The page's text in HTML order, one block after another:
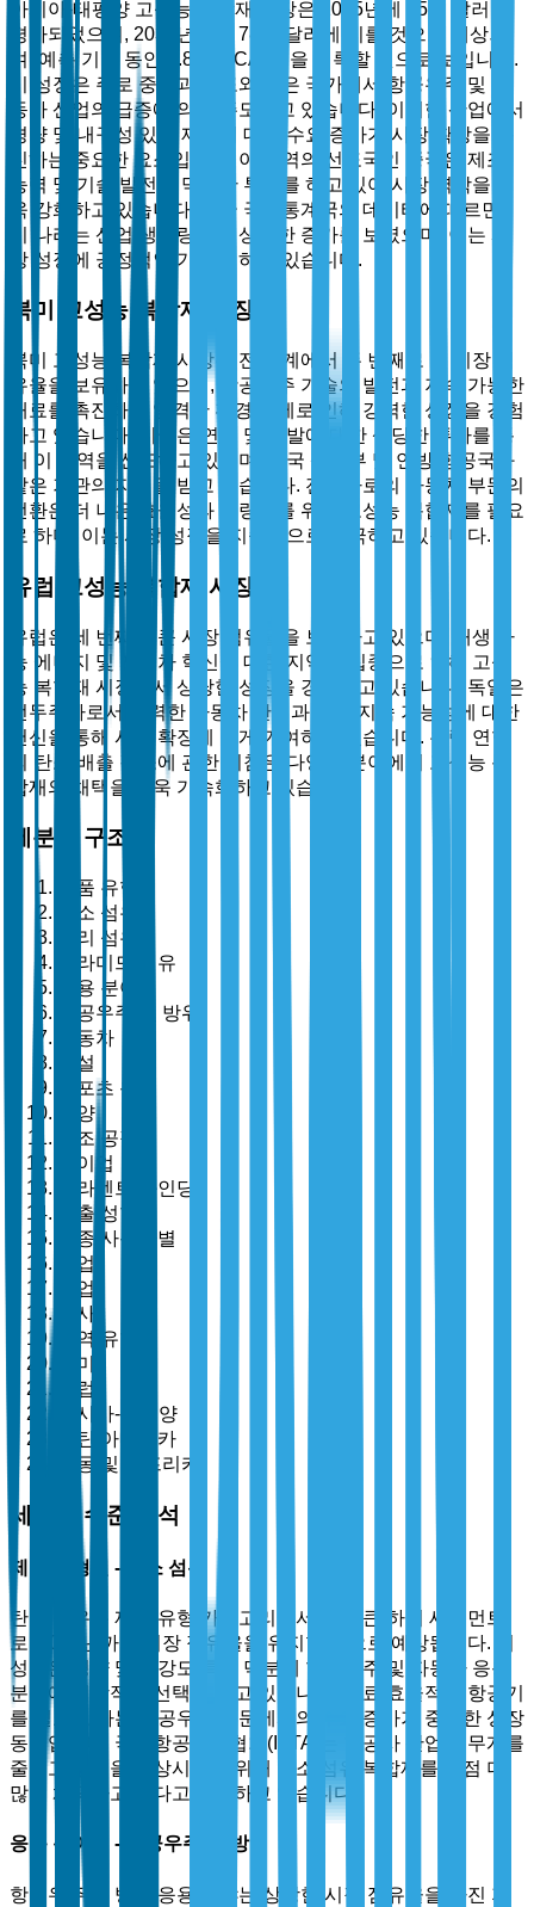
아시아-태평양 고성능 복합재 시장은 2025년에 45억 달러로
평가되었으며, 2035년까지 78억 달러에 이를 것으로 예상되
며, 예측 기간 동안 5.8%의 CAGR을 기록할 것으로 보입니다.
이 성장은 주로 중국과 인도와 같은 국가에서 항공우주 및 자
동차 산업의 급증에 의해 주도되고 있습니다. 이러한 산업에서
경량 및 내구성 있는 재료에 대한 수요 증가가 시장 확장을 촉
진하는 중요한 요소입니다. 이 지역의 선도국인 중국은 제조
능력 및 기술 발전에 막대한 투자를 하고 있어 시장 역학을 더
욱 강화하고 있습니다. 중국 국가통계국의 데이터에 따르면,
이 나라는 산업 생산량에서 상당한 증가를 보였으며, 이는 시
장 성장에 긍정적인 기여를 하고 있습니다.
북미 고성능 복합재 시장
북미 고성능 복합재 시장은 전 세계에서 두 번째로 큰 시장 점
유율을 보유하고 있으며, 항공우주 기술의 발전과 지속 가능한
재료를 촉진하는 엄격한 환경 규제로 인해 강력한 성장을 경험
하고 있습니다. 미국은 연구 및 개발에 대한 상당한 투자를 통
해 이 지역을 선도하고 있으며, 미국 상무부 및 연방 항공국과
같은 기관의 지원을 받고 있습니다. 전기차로의 자동차 부문의
전환은 더 나은 효율성과 경량화를 위해 고성능 복합재를 필요
로 하며, 이는 시장 성장을 지속적으로 자극하고 있습니다.
유럽 고성능 복합재 시장
유럽은 세 번째로 큰 시장 점유율을 보유하고 있으며, 재생 가
능 에너지 및 자동차 혁신에 대한 지역의 집중으로 인해 고성
능 복합재 시장에서 상당한 성장을 경험하고 있습니다. 독일은
선두주자로서 강력한 자동차 산업과 환경 지속 가능성에 대한
헌신을 통해 시장 확장에 크게 기여하고 있습니다. 유럽 연합
의 탄소 배출 감소에 관한 지침은 다양한 분야에서 고성능 복
합재의 채택을 더욱 가속화하고 있습니다.
세분화 구조
제품 유형별
탄소 섬유
유리 섬유
아라미드 섬유
응용 분야별
항공우주 및 방위
자동차
건설
스포츠 용품
해양
제조 공정별
레이업
필라멘트 와인딩
사출 성형
최종 사용자별
상업
산업
군사
지역 유형별
북미
유럽
아시아-태평양
라틴 아메리카
중동 및 아프리카
세분화 수준 분석
제품 유형별 - 탄소 섬유
탄소 섬유는 제품 유형 카테고리에서 가장 큰 하위 세그먼트
로, 2025년까지 시장 점유율을 유지할 것으로 예상됩니다. 이
성장은 경량 및 고강도 특성 덕분에 항공우주 및 자동차 응용
분야에 이상적인 선택이 되고 있습니다. 연료 효율적인 항공기
를 필요로 하는 항공우주 부문에서의 수요 증가가 중요한 성장
동력입니다. 국제항공운송협회(IATA)는 항공사 산업이 무게를
줄이고 성능을 향상시키기 위해 탄소 섬유 복합재를 점점 더
많이 채택하고 있다고 보고하고 있습니다.
응용 분야별 - 항공우주 및 방위
항공우주 및 방위 응용 분야는 상당한 시장 점유율을 가진 지